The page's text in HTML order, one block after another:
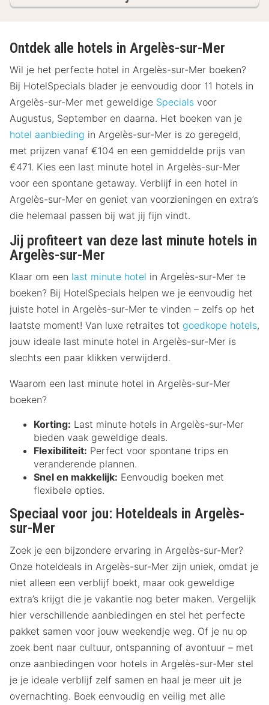
Ontdek alle hotels in Argelès-sur-Mer
Wil je het perfecte hotel in Argelès-sur-Mer boeken?
Bij HotelSpecials blader je eenvoudig door 11 hotels in
Argelès-sur-Mer met geweldige Specials voor
Augustus, September en daarna. Het boeken van je
hotel aanbieding in Argelès-sur-Mer is zo geregeld,
met prijzen vanaf €104 en een gemiddelde prijs van
€471. Kies een last minute hotel in Argelès-sur-Mer
voor een spontane getaway. Verblijf in een hotel in
Argelès-sur-Mer en geniet van voorzieningen en extra’s
die helemaal passen bij wat jij fijn vindt.
Jij profiteert van deze last minute hotels in
Argelès-sur-Mer
Klaar om een last minute hotel in Argelès-sur-Mer te
boeken? Bij HotelSpecials helpen we je eenvoudig het
juiste hotel in Argelès-sur-Mer te vinden – zelfs op het
laatste moment! Van luxe retraites tot goedkope hotels,
jouw ideale last minute hotel in Argelès-sur-Mer is
slechts een paar klikken verwijderd.
Waarom een last minute hotel in Argelès-sur-Mer
boeken?
Korting: Last minute hotels in Argelès-sur-Mer
bieden vaak geweldige deals.
Flexibiliteit: Perfect voor spontane trips en
veranderende plannen.
Snel en makkelijk: Eenvoudig boeken met
flexibele opties.
Speciaal voor jou: Hoteldeals in Argelès-
sur-Mer
Zoek je een bijzondere ervaring in Argelès-sur-Mer?
Onze hoteldeals in Argelès-sur-Mer zijn uniek, omdat je
niet alleen een verblijf boekt, maar ook geweldige
extra’s krijgt die je vakantie nog beter maken. Vergelijk
hier verschillende aanbiedingen en stel het perfecte
pakket samen voor jouw weekendje weg. Of je nu op
zoek bent naar cultuur, ontspanning of avontuur – met
onze aanbiedingen voor hotels in Argelès-sur-Mer stel
je je ideale verblijf zelf samen en haal je meer uit je
overnachting. Boek eenvoudig en veilig met alle